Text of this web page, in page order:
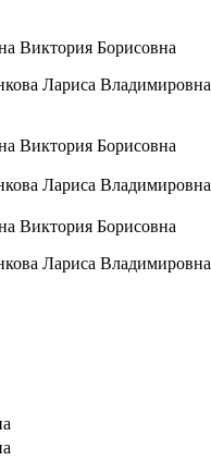
Виктория Борисовна
Лариса Владимировна
Виктория Борисовна
Лариса Владимировна
Виктория Борисовна
Лариса Владимировна